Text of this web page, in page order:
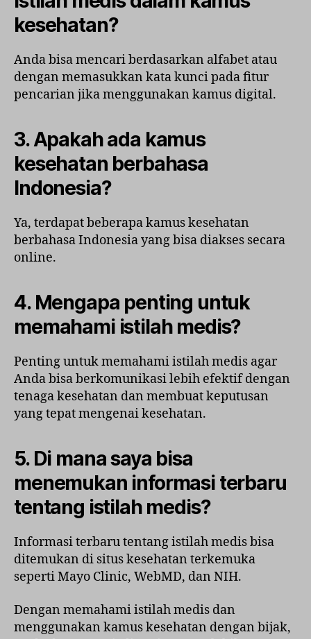
kesehatan?
Anda bisa mencari berdasarkan alfabet atau
dengan memasukkan kata kunci pada fitur
pencarian jika menggunakan kamus digital.
3. Apakah ada kamus
kesehatan berbahasa
Indonesia?
Ya, terdapat beberapa kamus kesehatan
berbahasa Indonesia yang bisa diakses secara
online.
4. Mengapa penting untuk
memahami istilah medis?
Penting untuk memahami istilah medis agar
Anda bisa berkomunikasi lebih efektif dengan
tenaga kesehatan dan membuat keputusan
yang tepat mengenai kesehatan.
5. Di mana saya bisa
menemukan informasi terbaru
tentang istilah medis?
Informasi terbaru tentang istilah medis bisa
ditemukan di situs kesehatan terkemuka
seperti Mayo Clinic, WebMD, dan NIH.
Dengan memahami istilah medis dan
menggunakan kamus kesehatan dengan bijak,